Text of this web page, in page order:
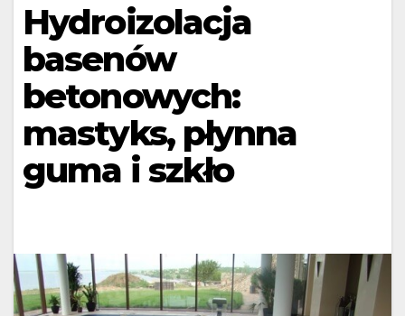
Hydroizolacja
basenów
betonowych:
mastyks, płynna
guma i szkło